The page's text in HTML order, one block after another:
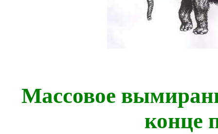
Массовое
конце